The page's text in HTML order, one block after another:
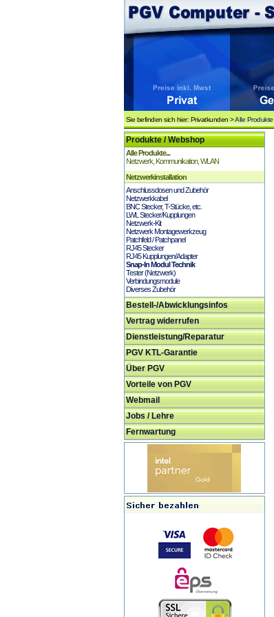
Sie befinden sich hier: Privatkunden >Alle Produkte
Produkte / Webshop
Alle Produkte...
Netzwerk, Kommunikation, WLAN
Netzwerkinstallation
Anschlussdosen und Zubehör
Netzwerkkabel
BNC Stecker, T-Stücke, etc.
LWL Stecker/Kupplungen
Netzwerk-Kit
Netzwerk Montagewerkzeug
Patchfeld / Patchpanel
RJ45 Stecker
RJ45 Kupplungen/Adapter
Snap-In Modul Technik
Tester (Netzwerk)
Verbindungsmodule
Diverses Zubehör
Bestell-/Abwicklungsinfos
Vertrag widerrufen
Dienstleistung/Reparatur
PGV KTL-Garantie
Über PGV
Vorteile von PGV
Webmail
Jobs / Lehre
Fernwartung